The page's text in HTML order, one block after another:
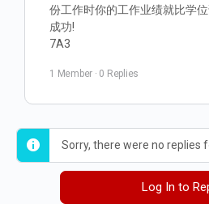
份工作时你的工作业绩就比学
成功!
7A3
1 Member · 0 Replies
Sorry, there were no replies
Log In to